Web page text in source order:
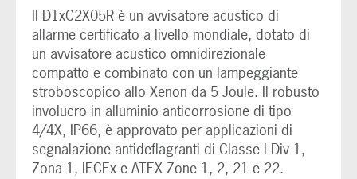
Il D1xC2X05R è un avvisatore acustico di
allarme certificato a livello mondiale, dotato di
un avvisatore acustico omnidirezionale
compatto e combinato con un lampeggiante
stroboscopico allo Xenon da 5 Joule. Il robusto
involucro in alluminio anticorrosione di tipo
4/4X, IP66, è approvato per applicazioni di
segnalazione antideflagranti di Classe I Div 1,
Zona 1, IECEx e ATEX Zone 1, 2, 21 e 22.